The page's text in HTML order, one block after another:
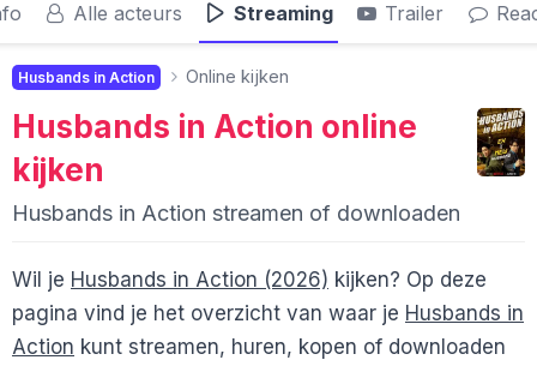
Alle acteurs Streaming Trailer
Husbands in Action Online kijken
Husbands in Action online
kijken
Husbands in Action streamen of downloaden
Wil je Husbands in Action (2026) kijken? Op deze
pagina vind je het overzicht van waar je Husbands in
Action kunt streamen, huren, kopen of downloaden